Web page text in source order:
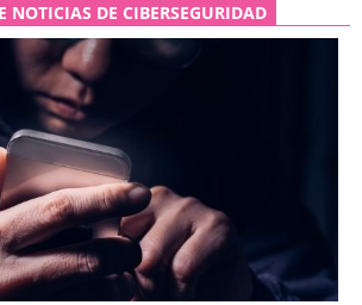
NOTICIAS DE CIBERSEGURIDAD